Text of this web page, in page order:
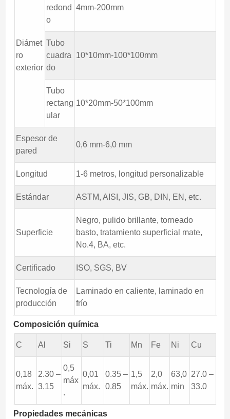
Diámet
ro
exterior
redond
o
4mm-200mm
Tubo
cuadra
do
10*10mm-100*100mm
Tubo
rectang
ular
10*20mm-50*100mm
Espesor de
pared
0,6 mm-6,0 mm
Longitud 1-6 metros, longitud personalizable
Estándar ASTM, AISI, JIS, GB, DIN, EN, etc.
Superficie
Negro, pulido brillante, torneado
basto, tratamiento superficial mate,
No.4, BA, etc.
Certificado ISO, SGS, BV
Tecnología de
producción
Laminado en caliente, laminado en
frío
Composición química
C Al Si S Ti Mn Fe Ni Cu
0,18
máx.
2.30 –
3.15
0,5
máx
.
0,01
máx.
0.35 –
0.85
1,5
máx.
2,0
máx.
63,0
min
27.0 –
33.0
Propiedades mecánicas